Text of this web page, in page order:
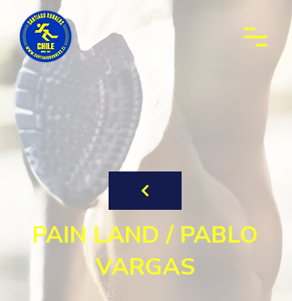
PAIN LAND / PABLO
VARGAS